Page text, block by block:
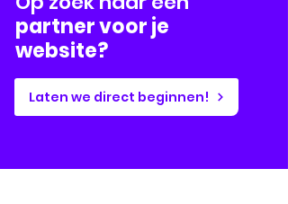
partner voor je
website?
Laten we direct beginnen!